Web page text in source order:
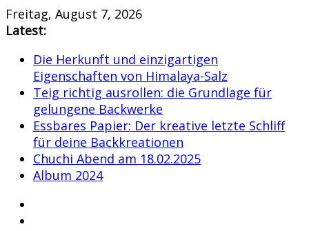
Skip
to
Freitag, August 7, 2026
Latest:
Die Herkunft und einzigartigen
Eigenschaften von Himalaya-Salz
Teig richtig ausrollen: die Grundlage für
gelungene Backwerke
Essbares Papier: Der kreative letzte Schliff
für deine Backkreationen
Chuchi Abend am 18.02.2025
Album 2024